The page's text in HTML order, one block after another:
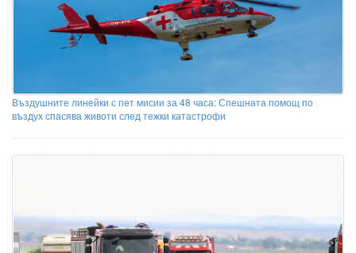
Въздушните линейки с пет мисии за 48 часа: Спешната помощ по
въздух спасява животи след тежки катастрофи